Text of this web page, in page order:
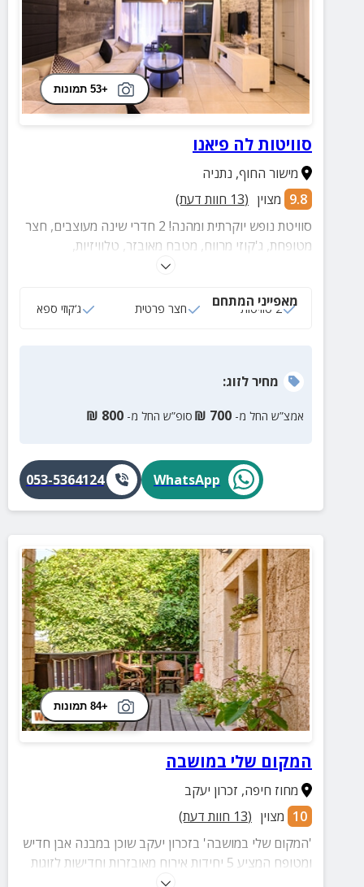
+53 תמונות
סוויטות לה פיאנו
מישור החוף, נתניה
9.8 מצוין (
13 חוות דעת)
סוויטת נופש יוקרתית ומהנה! 2 חדרי שינה מעוצבים, חצר
מטופחת, ג'קוזי מרווח, מטבח מאובזר, טלוויזיות,
נטפליקס, תאורה רומנטית, חדר רחצה מפנק ועוד.
מאפייני המתחם
2 סוויטות חצר פרטית ג‘קוזי ספא
מחירלזוג:
אמצ”ש החל מ- 700
₪ סופ”ש החל מ- 800
₪
WhatsApp
053-5364124
+84 תמונות
המקום שלי במושבה
מחוז חיפה, זכרון יעקב
10 מצוין (
13 חוות דעת)
'המקום שלי במושבה' בזכרון יעקב שוכן במבנה אבן חדיש
ומטופח המציע 5 יחידות אירוח מאובזרות וחדישות לזוגות
ומשפחות בקרבת המדרחוב המציע מגוון רחב ועשיר של